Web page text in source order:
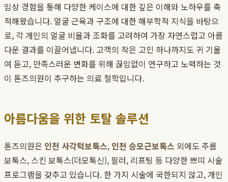
임상 경험을 통해 다양한 케이스에 대한 깊은 이해와 노하우를 축
적해왔습니다. 얼굴 근육과 구조에 대한 해부학적 지식을 바탕으
로, 각 개인의 얼굴 비율과 조화를 고려하여 가장 자연스럽고 아름
다운 결과를 이끌어냅니다. 고객의 작은 고민 하나까지도 귀 기울
여 듣고, 만족스러운 변화를 위해 끊임없이 연구하고 노력하는 것
이 톤즈의원이 추구하는 의료 철학입니다.
아름다움을 위한 토탈 솔루션
톤즈의원은 인천 사각턱보톡스, 인천 승모근보톡스 외에도 주름
보톡스, 스킨 보톡스(더모톡신), 필러, 리프팅 등 다양한 쁘띠 시술
프로그램을 갖추고 있습니다. 한 가지 시술에 국한되지 않고, 개인